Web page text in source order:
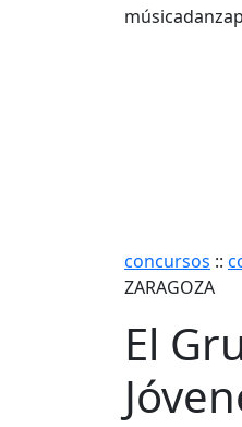
músicadanza
concursos ::
ZARAGOZA
El